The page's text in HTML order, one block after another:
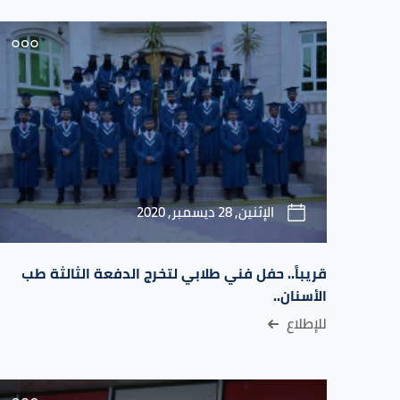
الإثنين, 28 ديسمبر, 2020
قريباً.. حفل فني طلابي لتخرج الدفعة الثالثة طب
الأسنان..
للإطلاع